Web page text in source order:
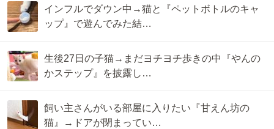
インフルでダウン中→猫と『ペットボトルのキャ
ップ』で遊んでみた結…
生後27日の子猫→まだヨチヨチ歩きの中『やんの
かステップ』を披露し…
飼い主さんがいる部屋に入りたい『甘えん坊の
猫』→ドアが閉まってい…